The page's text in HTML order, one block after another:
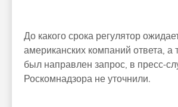
До какого срока регулятор
американских компаний ответа, а
был направлен запрос, в пресс-
Роскомнадзора не уточнили.